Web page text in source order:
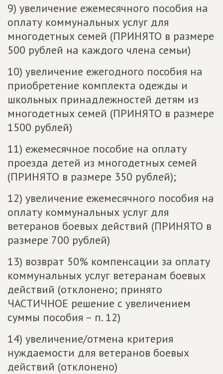
9) увеличение ежемесячного пособия на
оплату коммунальных услуг для
многодетных семей (ПРИНЯТО в размере
500 рублей на каждого члена семьи)
10) увеличение ежегодного пособия на
приобретение комплекта одежды и
школьных принадлежностей детям из
многодетных семей (ПРИНЯТО в размере
1500 рублей)
11) ежемесячное пособие на оплату
проезда детей из многодетных семей
(ПРИНЯТО в размере 350 рублей);
12) увеличение ежемесячного пособия на
оплату коммунальных услуг для
ветеранов боевых действий (ПРИНЯТО в
размере 700 рублей)
13) возврат 50% компенсации за оплату
коммунальных услуг ветеранам боевых
действий (отклонено; принято
ЧАСТИЧНОЕ решение с увеличением
суммы пособия – п. 12)
14) увеличение/отмена критерия
нуждаемости для ветеранов боевых
действий (отклонено)